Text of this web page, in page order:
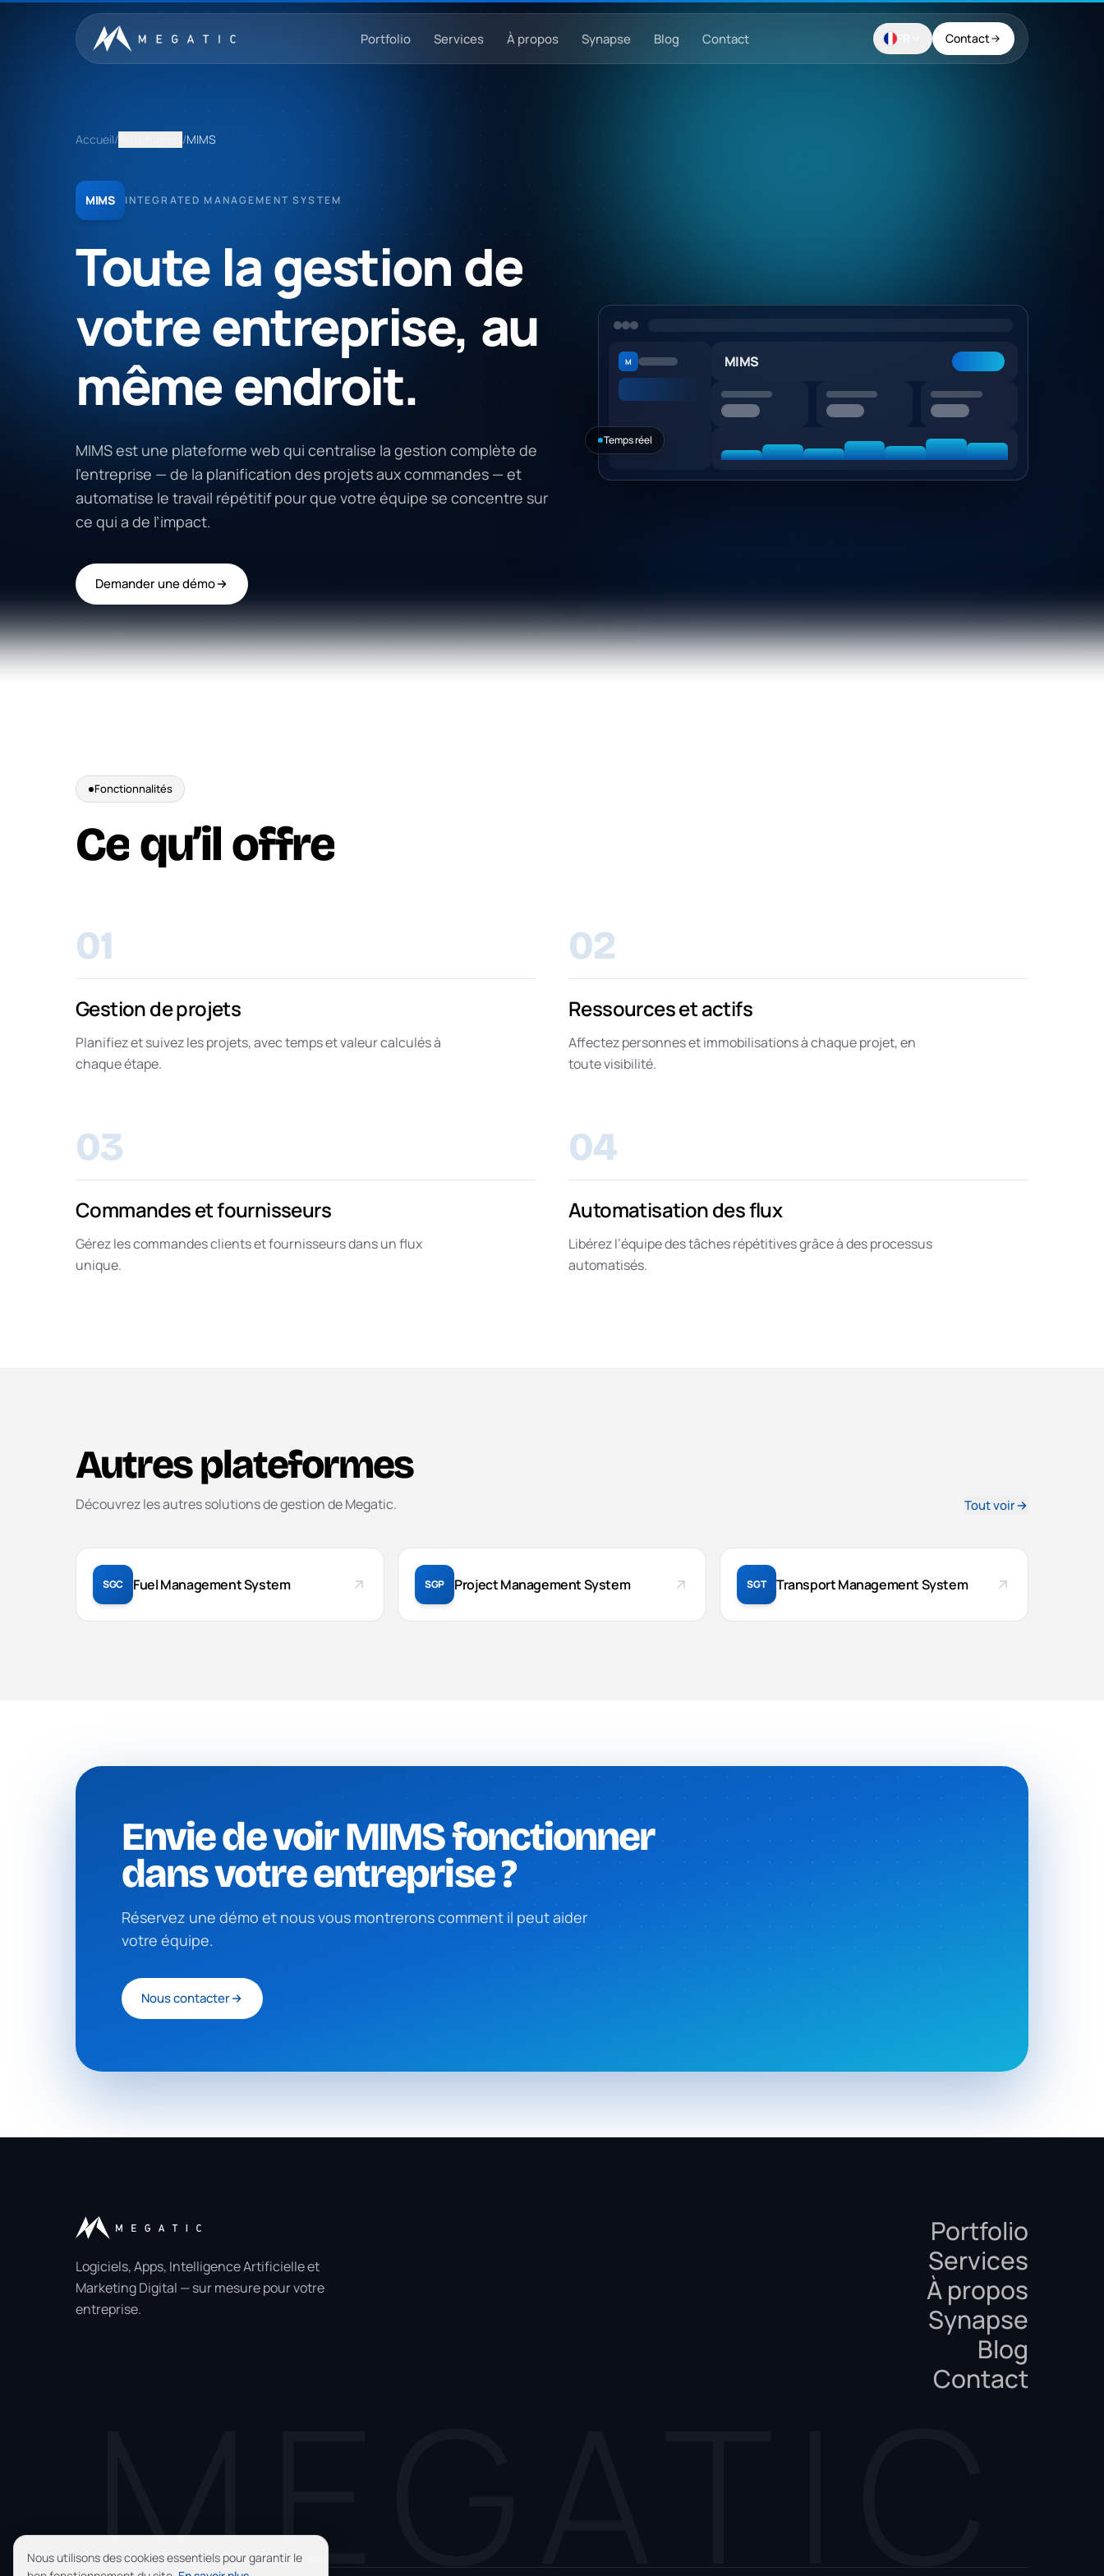
Aller au contenu
Portfolio Services À propos Synapse Blog Contact FR Contact
Accueil/ /MIMS
MIMS INTEGRATED MANAGEMENT SYSTEM
Toute lagestionde
votreentreprise, au
mêmeendroit.
MIMS est une plateforme web qui centralise la gestion complète de
l’entreprise — de la planification des projets aux commandes — et
automatise le travail répétitif pour que votre équipe se concentre sur
ce qui a de l’impact.
Demander une démo
M MIMS
Temps réel
Fonctionnalités
Ce qu’il offre
01
Gestion de projets
Planifiez et suivez les projets, avec temps et valeur calculés à
chaque étape.
02
Ressources et actifs
Affectez personnes et immobilisations à chaque projet, en
toute visibilité.
03
Commandes et fournisseurs
Gérez les commandes clients et fournisseurs dans un flux
unique.
04
Automatisation des flux
Libérez l’équipe des tâches répétitives grâce à des processus
automatisés.
Autres plateformes
Découvrez les autres solutions de gestion de Megatic. Tout voir
SGC Fuel Management System SGP Project Management System SGT Transport Management System
Envie de voir MIMS fonctionner
dans votre entreprise ?
Réservez une démo et nous vous montrerons comment il peut aider
votre équipe.
Nous contacter
Logiciels, Apps, Intelligence Artificielle et
Marketing Digital — sur mesure pour votre
entreprise.
Portfolio
Services
À propos
Synapse
Blog
Contact
Nous utilisons des cookies essentiels pour garantir le